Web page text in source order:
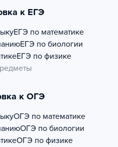
к ЕГЭ
ЕГЭ по математике
ЕГЭ по биологии
ЕГЭ по физике
к ОГЭ
ОГЭ по математике
ОГЭ по биологии
ОГЭ по физике